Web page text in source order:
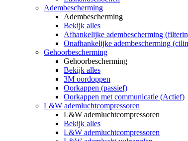
Adembescherming
Adembescherming
Bekijk alles
Afhankelijke adembescherming
Onafhankelijke adembescherming
Gehoorbescherming
Gehoorbescherming
Bekijk alles
3M oordoppen
Oorkappen (passief)
Oorkappen met communicatie (Actief)
L&W ademluchtcompressoren
L&W ademluchtcompressoren
Bekijk alles
L&W ademluchtcompressoren